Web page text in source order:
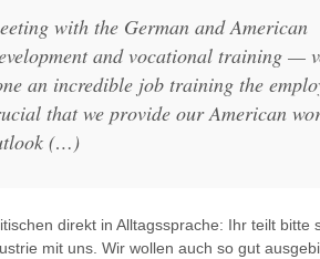
with the German and American
and vocational training —
an incredible job training the
that we provide our American
(…)
direkt in Alltagssprache: Ihr teilt bitte
mit uns. Wir wollen auch so gut